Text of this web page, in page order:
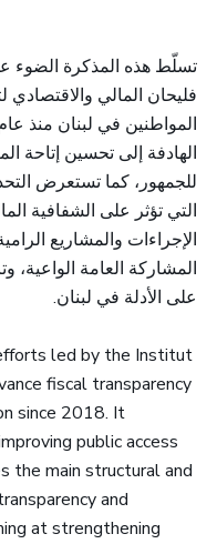
تسلّط هذه المذكرة الضوء
فليحان المالي والاقتصادي
الهادفة إلى تحسين إتاحة
للجمهور، كما تستعرض
التي تؤثر على الشفافية
الإجراءات والمشاريع
المشاركة العامة الواعية،
على الأدلة في لبنان.
led by the Institut
fiscal transparency
since 2018. It
public access
the main structural and
and
at strengthening